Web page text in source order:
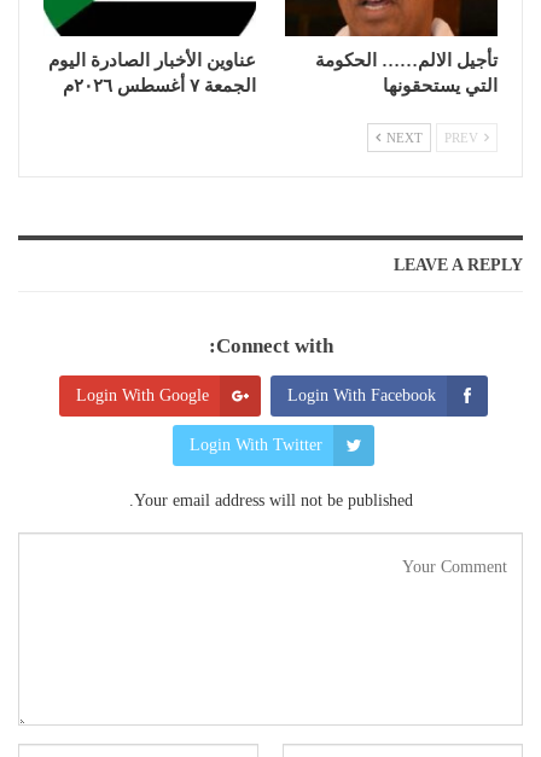
تأجيل الالم…… الحكومة
التي يستحقونها
عناوين الأخبار الصادرة اليوم
الجمعة ٧ أغسطس ٢٠٢٦م
NEXT
LEAVE A REPLY
Connect with:
Login With Facebook
Login With Google
Login With Twitter
Your email address will not be published.